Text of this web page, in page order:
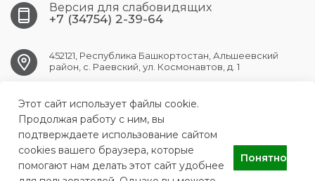
Версия для слабовидящих
+7 (34754) 2-39-64
452121, Республика Башкортостан, Альшеевский
район, с. Раевский, ул. Космонавтов, д. 1
RAEVSK.CRB@doctorrb.ru
ГБУЗ РБ Раевская ЦРБ
Этот сайт использует файлы cookie.
Продолжая работу с ним, вы
подтверждаете использование сайтом
cookies вашего браузера, которые
помогают нам делать этот сайт удобнее
Понятно